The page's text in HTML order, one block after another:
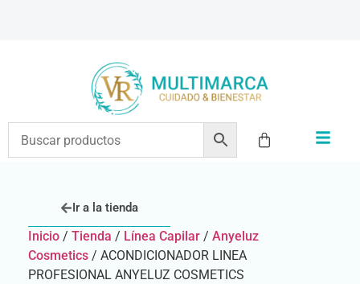
Ir a la tienda
Inicio / Tienda / Línea Capilar / Anyeluz
Cosmetics / ACONDICIONADOR LINEA
PROFESIONAL ANYELUZ COSMETICS